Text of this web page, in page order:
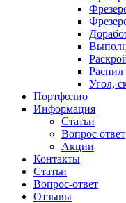
Угол,
Портфолио
Информация
Статьи
Вопрос ответ
Акции
Контакты
Статьи
Вопрос-ответ
Отзывы